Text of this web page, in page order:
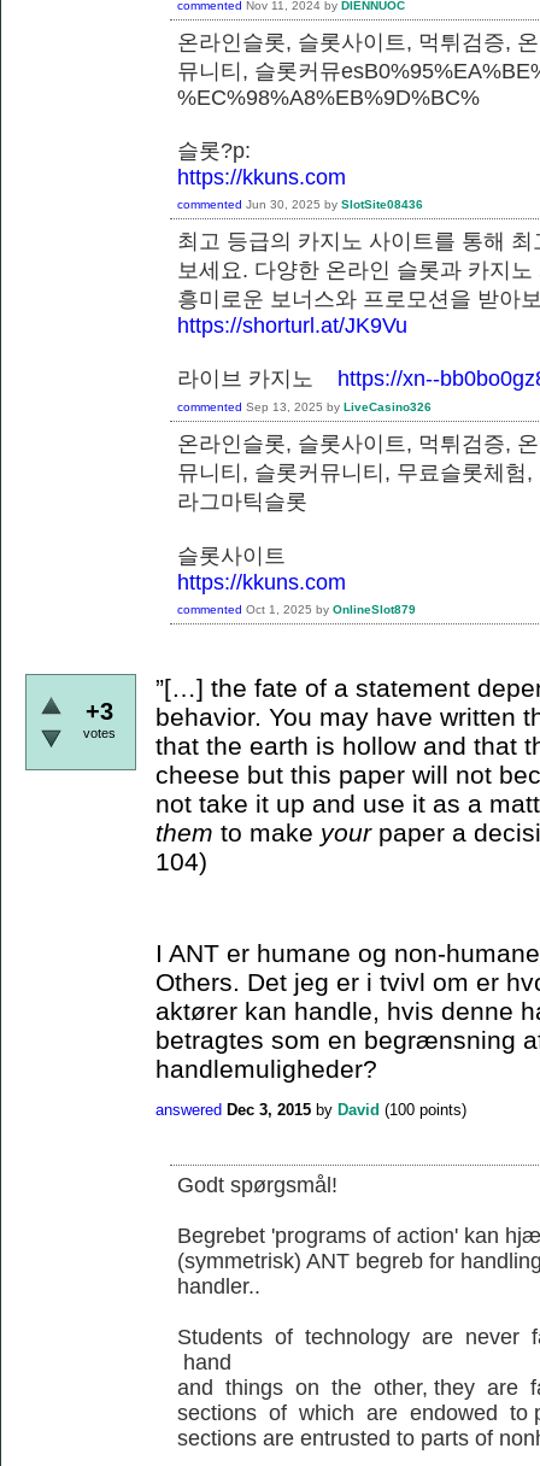
commented Nov 11, 2024 by DIENNUOC
온라인슬롯, 슬롯사이트, 먹튀검증,
뮤니티, 슬롯커뮤
%EC%98%A8%EB%9D%BC%
슬롯?p:
https://kkuns.com
commented Jun 30, 2025 by SlotSite08436
최고 등급의 카지노 사이트를 통해
보세요. 다양한 온라인 슬롯과 카지
흥미로운 보너스와 프로모션을 받
https://shorturl.at/JK9Vu
라이브 카지노 https://xn--
commented Sep 13, 2025 by LiveCasino326
온라인슬롯, 슬롯사이트, 먹튀검증,
뮤니티, 슬롯커뮤니티, 무료슬롯체험
라그마틱슬롯
슬롯사이트
https://kkuns.com
commented Oct 1, 2025 by OnlineSlot879
+3
votes
”[…] the fate of a statement
behavior. You may have written
that the earth is hollow and that
cheese but this paper will not
not take it up and use it as a
them to make your paper a
104)
I ANT er humane og non-
Others. Det jeg er i tvivl om er
aktører kan handle, hvis denne
betragtes som en begrænsning
handlemuligheder?
answered Dec 3, 2015 by David (100 points)
Godt spørgsmål!
Begrebet 'programs of action' kan
(symmetrisk) ANT begreb for
handler..
Students of technology are never
hand
and things on the other, they are
sections of which are endowed to
sections are entrusted to parts of